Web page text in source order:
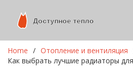
Home
Отопление и вентиляция
Как выбрать лучшие радиаторы